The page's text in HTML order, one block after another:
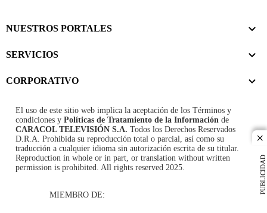
PUBLICIDAD
NUESTROS PORTALES
SERVICIOS
CORPORATIVO
El uso de este sitio web implica la aceptación de los Términos y
condiciones y Políticas de Tratamiento de la Información de
CARACOL TELEVISIÓN S.A. Todos los Derechos Reservados
D.R.A. Prohibida su reproducción total o parcial, así como su
traducción a cualquier idioma sin autorización escrita de su titular.
Reproduction in whole or in part, or translation without written
permission is prohibited. All rights reserved 2025.
MIEMBRO DE: